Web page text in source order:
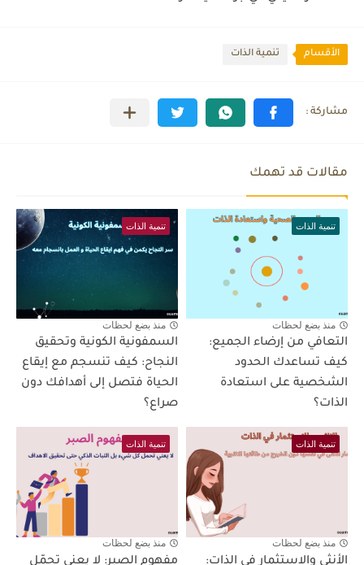
الأقسام تنمية الذات
مقالات قد تهمك
تنمية الذات
منذ بضع لحظات
التعافي من إرضاء الجميع:
كيف تساعدك الحدود
الشخصية على استعادة
الذات؟
تنمية الذات
منذ بضع لحظات
السمفونية الكونية وتحقيق
النجاح: كيف تنسجم مع إيقاع
الحياة فتصل إلى أهدافك دون
صراع؟
تنمية الذات
منذ بضع لحظات
الأنثى والاستثمار في الذات:
تنمية الذات
منذ بضع لحظات
مفهوم الصبر: لا يعني تحمّل